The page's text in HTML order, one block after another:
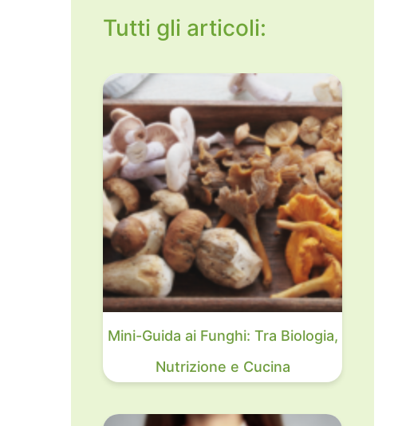
Tutti gli articoli:
Mini-Guida ai Funghi: Tra Biologia,
Nutrizione e Cucina